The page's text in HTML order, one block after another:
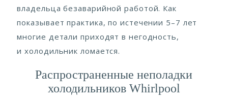
владельца безаварийной работой. Как
показывает практика, по истечении 5–7 лет
многие детали приходят в негодность,
и холодильник ломается.
Распространенные неполадки
холодильников Whirlpool